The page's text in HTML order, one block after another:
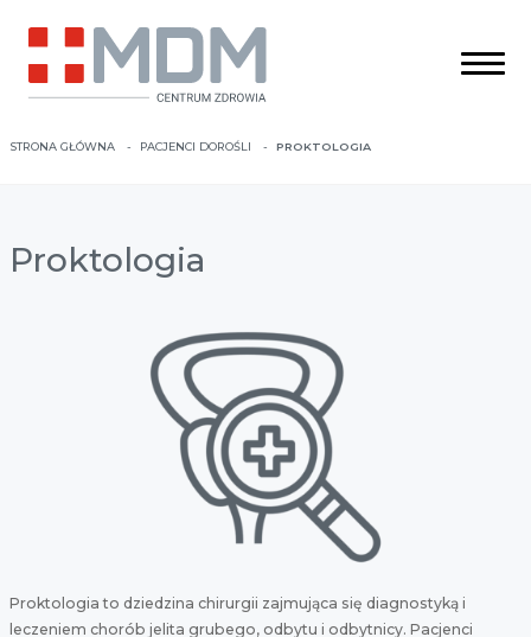
STRONA GŁÓWNA PACJENCI DOROŚLI PROKTOLOGIA
Proktologia
Proktologia to dziedzina chirurgii zajmująca się diagnostyką i
leczeniem chorób jelita grubego, odbytu i odbytnicy. Pacjenci